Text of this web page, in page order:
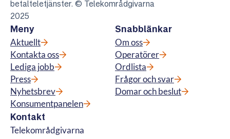
betalteletjänster. © Telekområdgivarna
2025
Meny
Aktuellt
Kontakta oss
Lediga jobb
Press
Nyhetsbrev
Konsumentpanelen
Snabblänkar
Om oss
Operatörer
Ordlista
Frågor och svar
Domar och beslut
Kontakt
Telekområdgivarna